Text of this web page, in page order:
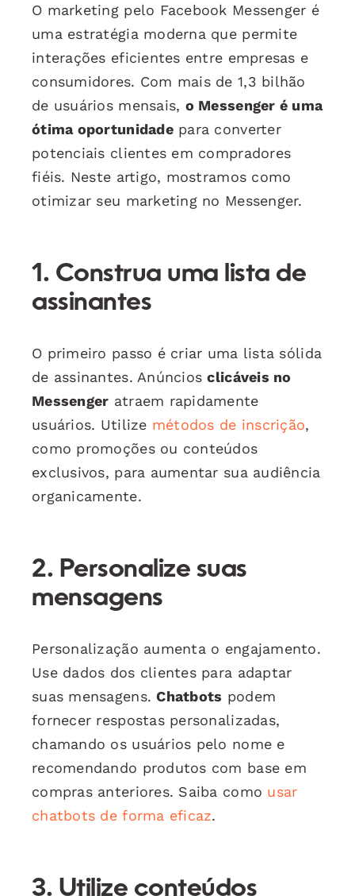
O marketing pelo Facebook Messenger é
uma estratégia moderna que permite
interações eficientes entre empresas e
consumidores. Com mais de 1,3 bilhão
de usuários mensais, o Messenger é uma
ótima oportunidadepara converter
potenciais clientes em compradores
fiéis. Neste artigo, mostramos como
otimizar seu marketing no Messenger.
1. Construa uma lista de
assinantes
O primeiro passo é criar uma lista sólida
de assinantes. Anúnciosclicáveis no
Messenger atraem rapidamente
usuários. Utilize métodos de inscrição,
como promoções ou conteúdos
exclusivos, para aumentar sua audiência
organicamente.
2. Personalize suas
mensagens
Personalização aumenta o engajamento.
Use dados dos clientes para adaptar
suas mensagens.Chatbots podem
fornecer respostas personalizadas,
chamando os usuários pelo nome e
recomendando produtos com base em
compras anteriores. Saiba como usar
chatbots de forma eficaz.
3. Utilize conteúdos